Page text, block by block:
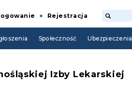
Rejestracja
Społeczność Ubezpieczenia
Izby Lekarskiej